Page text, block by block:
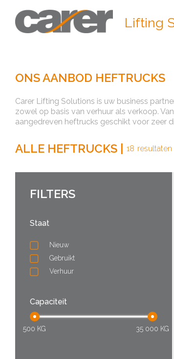
Lifting
ONS AANBOD HEFTRUCKS
Carer Lifting Solutions is uw business
zowel op basis van verhuur als verkoop.
aangedreven heftrucks geschikt voor zeer
ALLE HEFTRUCKS 18 resultaten
FILTERS
Staat
Nieuw
Gebruikt
Verhuur
Capaciteit
500 KG 35 000 KG